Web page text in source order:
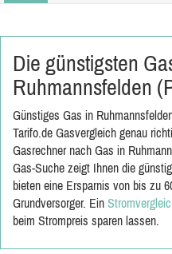
Die günstigsten
Ruhmannsfelden
Günstiges Gas in
Tarifo.de Gasvergleich genau
Gasrechner nach Gas in
Gas-Suche zeigt Ihnen die
bieten eine Ersparnis von bis zu
Grundversorger. Ein
beim Strompreis sparen lassen.